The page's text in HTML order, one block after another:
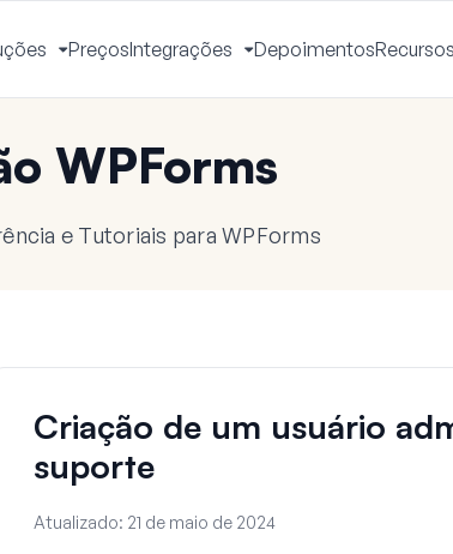
Alternar
Menu
PreçosIntegrações
Alternar
Menu
DepoimentosRecursos
WPForms
e Tutoriais para WPForms
Criação de um usuário
suporte
Atualizado: 21 de maio de 2024